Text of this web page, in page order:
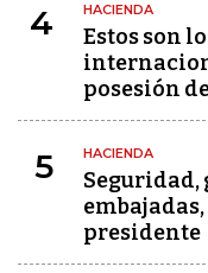
4 HACIENDA
Estos son
posesión
5 HACIENDA
Seguridad,
presidente